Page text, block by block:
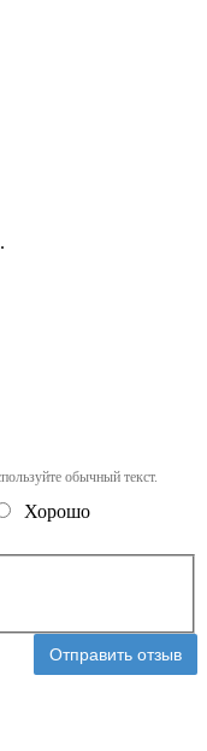
обычный текст.
Хорошо
Отправить отзыв